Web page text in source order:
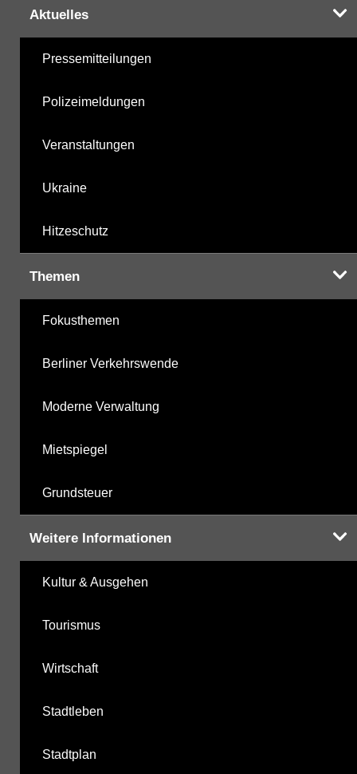
Aktuelles
Pressemitteilungen
Polizeimeldungen
Veranstaltungen
Ukraine
Hitzeschutz
Themen
Fokusthemen
Berliner Verkehrswende
Moderne Verwaltung
Mietspiegel
Grundsteuer
Weitere Informationen
Kultur & Ausgehen
Tourismus
Wirtschaft
Stadtleben
Stadtplan